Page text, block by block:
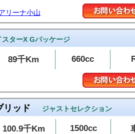
リーナ小山
スターX Gパッケージ
89千Km 660cc
リッド ジャストセレクション
100.9千Km 1500cc